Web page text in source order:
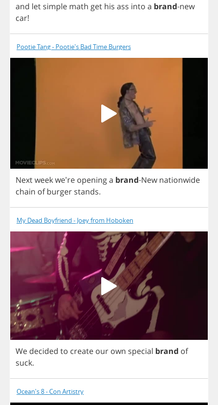
and let simple math get his ass into a brand-new
car!
Pootie Tang - Pootie's Bad Time Burgers
Nextweekwe're openinga brand-New nationwide
chain of burger stands.
My Dead Boyfriend - Joey from Hoboken
We decided to create our own special brand of
suck.
Ocean's 8 - Con Artistry